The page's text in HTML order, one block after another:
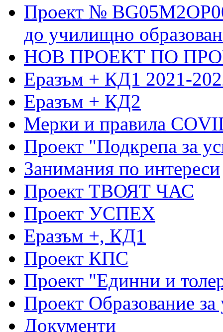
Проект №
до училищно
НОВ ПРОЕКТ ПО
Еразъм + КД1 2021-
Еразъм + КД2
Мерки и правила
Проект "Подкрепа за
Занимания по интереси
Проект ТВОЯТ ЧАС
Проект УСПЕХ
Еразъм +, КД1
Проект КПС
Проект "Единни и
Проект Образование
Документи